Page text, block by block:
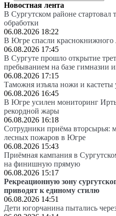
Новостная лента
В Сургутском районе стартовал
обработки
06.08.2026 18:22
В Югре спасли краснокнижного
06.08.2026 17:45
В Сургуте прошло открытие
пребыванием на базе гимназии
06.08.2026 17:15
Таможня изъяла ножи и кастеты
06.08.2026 16:45
В Югре усилен мониторинг
рекордной жары
06.08.2026 16:18
Сотрудники приёма вторсырья:
лесных пожаров в Югре
06.08.2026 15:43
Приёмная кампания в
на финишную прямую
06.08.2026 15:17
Рекреационную зону
приводят к единому стилю
06.08.2026 14:51
Дети югорчанина пытались